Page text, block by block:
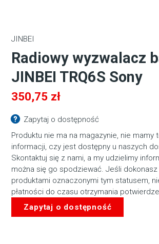
JINBEI
Radiowy wyzwalacz
JINBEI TRQ6S Sony
350,75 zł
Zapytaj o dostępność
Produktu nie ma na magazynie, nie mamy
informacji, czy jest dostępny u naszych
Skontaktuj się z nami, a my udzielimy
można się go spodziewać. Jeśli
produktami oznaczonymi tym statusem,
płatności do czasu otrzymania
Zapytaj o dostępność